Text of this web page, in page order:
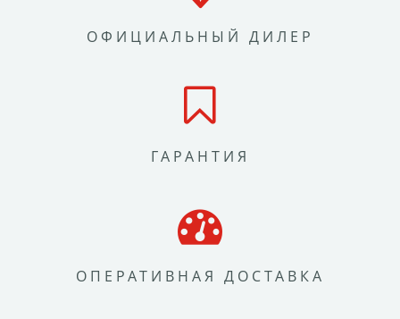
ОФИЦИАЛЬНЫЙ ДИЛЕР
ГАРАНТИЯ
ОПЕРАТИВНАЯ ДОСТАВКА